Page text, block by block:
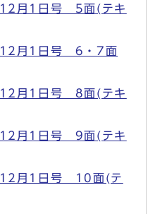
月1日号 5面(テキ
月1日号 6・7面
月1日号 8面(テキ
月1日号 9面(テキ
月1日号 10面(テ